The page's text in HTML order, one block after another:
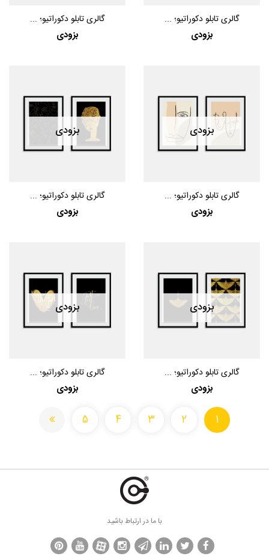
گالری تابلو دکوراتیو؛ ...
بزودی
گالری تابلو دکوراتیو؛ ...
بزودی
بزودی
گالری تابلو دکوراتیو؛ ...
بزودی
بزودی
گالری تابلو دکوراتیو؛ ...
بزودی
بزودی
گالری تابلو دکوراتیو؛ ...
بزودی
بزودی
گالری تابلو دکوراتیو؛ ...
بزودی
1
2
3
4
5
با ما در ارتباط باشید